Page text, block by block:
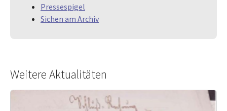
Pressespigel
Sichen am Archiv
Weitere Aktualitäten